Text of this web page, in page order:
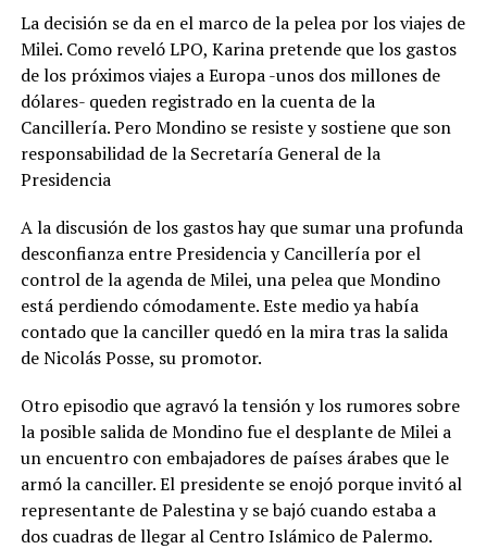
La decisión se da en el marco de la pelea por los viajes de
Milei. Como reveló LPO, Karina pretende que los gastos
de los próximos viajes a Europa -unos dos millones de
dólares- queden registrado en la cuenta de la
Cancillería. Pero Mondino se resiste y sostiene que son
responsabilidad de la Secretaría General de la
Presidencia
A la discusión de los gastos hay que sumar una profunda
desconfianza entre Presidencia y Cancillería por el
control de la agenda de Milei, una pelea que Mondino
está perdiendo cómodamente. Este medio ya había
contado que la canciller quedó en la mira tras la salida
de Nicolás Posse, su promotor.
Otro episodio que agravó la tensión y los rumores sobre
la posible salida de Mondino fue el desplante de Milei a
un encuentro con embajadores de países árabes que le
armó la canciller. El presidente se enojó porque invitó al
representante de Palestina y se bajó cuando estaba a
dos cuadras de llegar al Centro Islámico de Palermo.